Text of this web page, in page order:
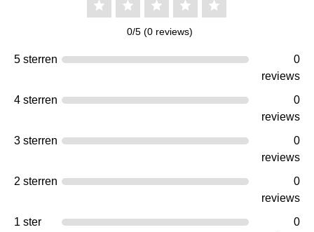
0/5 (0 reviews)
5 sterren
0
reviews
4 sterren
0
reviews
3 sterren
0
reviews
2 sterren
0
reviews
1 ster
0